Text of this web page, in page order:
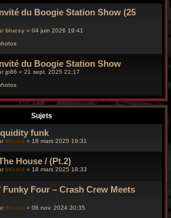
c
o
du Boogie Station Show (25
bluesy « 04 juin 2026 19:41
du Boogie Station Show
jp86 « 21 sept. 2025 21:17
Sujets
funk
titisoul « 18 mars 2025 19:31
House / (Pt.2)
titisoul « 18 mars 2025 18:33
Funky Four – Crash Crew Meets
titisoul « 06 nov. 2024 20:35